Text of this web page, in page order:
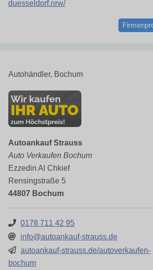
duesseldorf.nrw/
Autohändler, Bochum
Autoankauf Strauss
Auto Verkaufen Bochum
Ezzedin Al Chkief
Rensingstraße 5
44807 Bochum
0178 711 42 95
info@autoankauf-strauss.de
autoankauf-strauss.de/autoverkaufen-
bochum